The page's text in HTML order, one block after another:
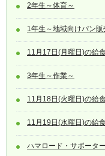
2年生～体育～
1年生～地域向けパン販
11月17日(月曜日)の給
3年生～作業～
11月18日(火曜日)の給
11月19日(水曜日)の給
ハマロード・サポータ